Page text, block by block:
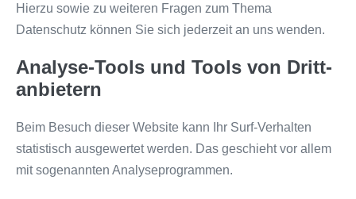
Hierzu sowie zu weiteren Fragen zum Thema
Datenschutz können Sie sich jederzeit an uns wenden.
Analyse-Tools und Tools von Dritt­
anbietern
Beim Besuch dieser Website kann Ihr Surf-Verhalten
statistisch ausgewertet werden. Das geschieht vor allem
mit sogenannten Analyseprogrammen.